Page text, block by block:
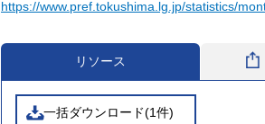
https://www.pref.tokushima.lg.jp/statistics/
リソース
一括ダウンロード(1件)